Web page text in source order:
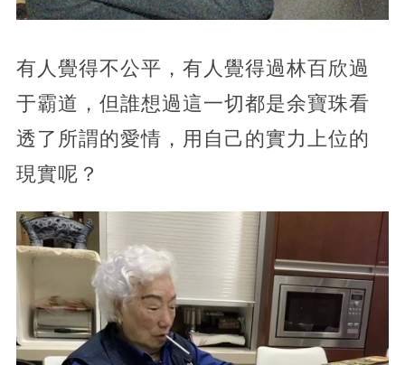
有人覺得不公平，有人覺得過林百欣過
于霸道，但誰想過這一切都是余寶珠看
透了所謂的愛情，用自己的實力上位的
現實呢？